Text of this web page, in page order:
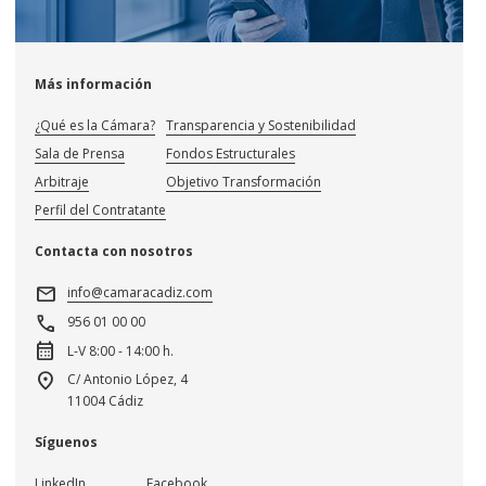
Más información
¿Qué es la Cámara?
Sala de Prensa
Arbitraje
Perfil del Contratante
Transparencia y Sostenibilidad
Fondos Estructurales
Objetivo Transformación
Contacta con nosotros
mail info@camaracadiz.com
call 956 01 00 00
calendar_month L-V 8:00 - 14:00 h.
location_on
C/ Antonio López, 4
11004 Cádiz
Síguenos